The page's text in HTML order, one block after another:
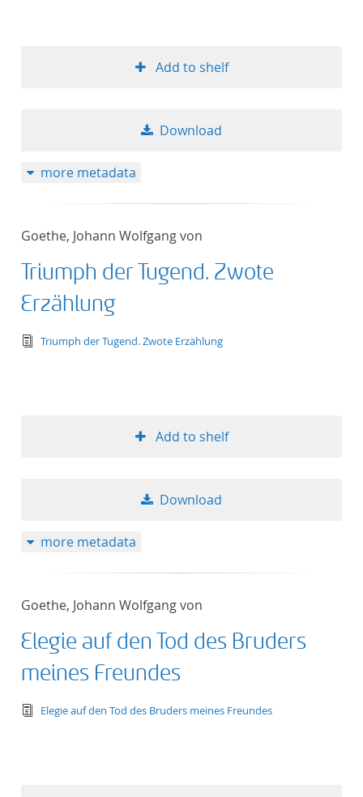
Add to shelf
Download
more metadata
Goethe, Johann Wolfgang von
Triumph der Tugend. Zwote
Erzählung
text/tg.edition+tg.aggregation+xml
Triumph der Tugend. Zwote Erzählung
Add to shelf
Download
more metadata
Goethe, Johann Wolfgang von
Elegie auf den Tod des Bruders
meines Freundes
text/tg.edition+tg.aggregation+xml
Elegie auf den Tod des Bruders meines Freundes